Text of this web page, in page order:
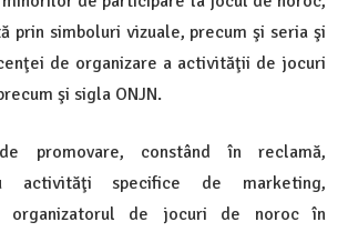
prin simboluri vizuale, precum şi seria şi
de organizare a activităţii de jocuri
şi sigla ONJN.
promovare, constând în reclamă,
activităţi specifice de marketing,
organizatorul de jocuri de noroc în